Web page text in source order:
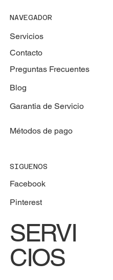
NAVEGADOR
Servicios
Contacto
Preguntas Frecuentes
Blog
Garantia de Servicio
Métodos de pago
SIGUENOS
Facebook
Pinterest
SERVI
CIOS